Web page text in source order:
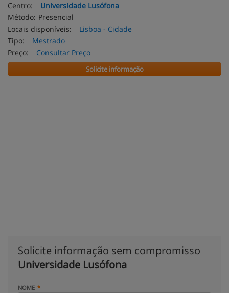
Centro:
Universidade Lusófona
Método: Presencial
Locais disponíveis:
Lisboa - Cidade
Tipo:
Mestrado
Preço:
Consultar Preço
Solicite informação
Solicite informação sem compromisso
Universidade Lusófona
NOME